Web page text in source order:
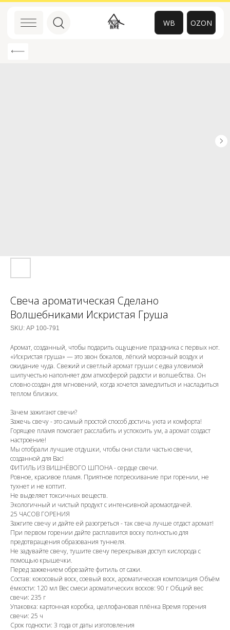
WB
Свеча ароматическая Сделано
Волшебниками Искристая Груша
SKU: АР 100-791
Аромат, созданный, чтобы подарить ощущение праздника с первых нот.
«Искристая груша» — это звон бокалов, лёгкий морозный воздух и
ожидание чуда. Свежий и светлый аромат груши с едва уловимой
шипучестью наполняет дом атмосферой радости и волшебства. Он
словно создан для мгновений, когда хочется замедлиться и насладиться
теплом близких.
Зачем зажигают свечи?
Зажечь свечу - это самый простой способ достичь уюта и комфорта!
Горящее пламя помогает расслабить и успокоить ум, а аромат создаст
настроение!
Мы отобрали лучшие отдушки, чтобы они стали частью свечи,
созданной для Вас!
ФИТИЛЬ ИЗ ВИШНЁВОГО ШПОНА - сердце свечи.
Ровное, красивое пламя. Приятное потрескивание при горении, не
тухнет и не коптит.
Не выделяет токсичных веществ.
Экологичный и чистый продукт с интенсивной аромаотдачей.
25 ЧАСОВ ГОРЕНИЯ
Зажгите свечу и дайте ей разогреться - так свеча лучше отдаст аромат!
При первом горении дайте расплавится воску полностью для
предотвращения образования туннеля.
Не задувайте свечу, тушите свечу перекрывая доступ кислорода с
помощью крышечки.
Перед зажжением обрезайте фитиль от сажи.
Состав: кокосовый воск, соевый воск, ароматическая композиция Объём
ёмкости: 120 мл Вес смеси ароматических восков: 90 г Общий вес
свечи: 235 г
Упаковка: картонная коробка, целлофановая плёнка Время горения
свечи: 25 ч
Срок годности: 3 года от даты изготовления